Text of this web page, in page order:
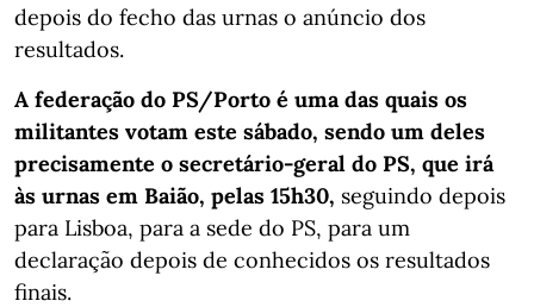
depois do fecho das urnas o anúncio dos
resultados.
A federação do PS/Porto é uma das quais os
militantes votam este sábado, sendo um deles
precisamente o secretário-geral do PS, que irá
às urnas em Baião, pelas 15h30, seguindo depois
para Lisboa, para a sede do PS, para um
declaração depois de conhecidos os resultados
finais.